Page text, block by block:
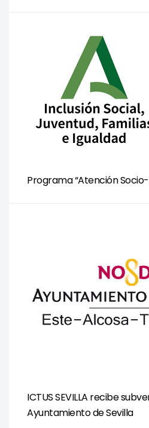
Programa “Atención
ICTUS SEVILLA recibe
Ayuntamiento de Sevilla